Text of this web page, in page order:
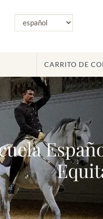
CARRITO DE